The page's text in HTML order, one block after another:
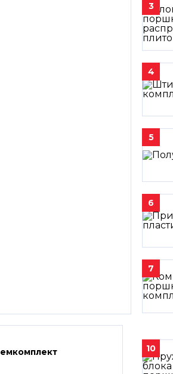
3
4
5
6
7
10